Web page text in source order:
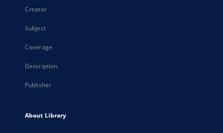
Creator
Subject
Coverage
Description
Publisher
About Library